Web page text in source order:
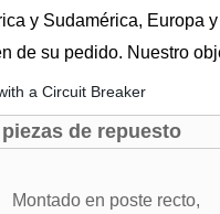
y Sudamérica, Europa
de su pedido. Nuestro
de repuesto
Montado en poste recto,